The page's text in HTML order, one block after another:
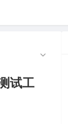
试工